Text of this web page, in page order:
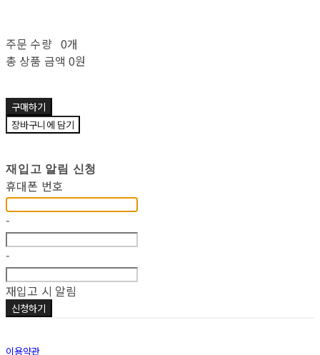
주문 수량 0개
총 상품 금액 0원
구매하기
장바구니에 담기
재입고 알림 신청
휴대폰 번호
-
-
재입고 시 알림
신청하기
이용약관